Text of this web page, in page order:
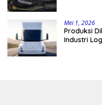
Mei 1, 2026
Produksi
Industri